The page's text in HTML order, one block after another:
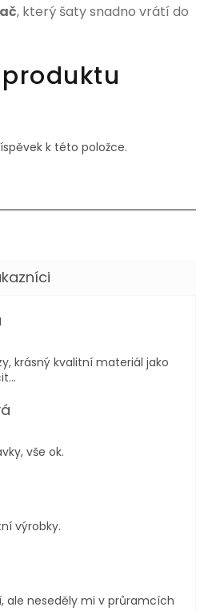
, který šaty snadno vrátí do
k této položce.
5 hvězdiček.
krásný kvalitní materiál jako
5 hvězdiček.
vše ok.
5 hvězdiček.
výrobky.
5 hvězdiček.
ale neseděly mi v průramcích